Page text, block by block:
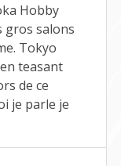
Hobby
gros salons
Tokyo
teasant
de ce
je parle je